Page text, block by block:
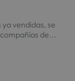
ya vendidas, se
de...